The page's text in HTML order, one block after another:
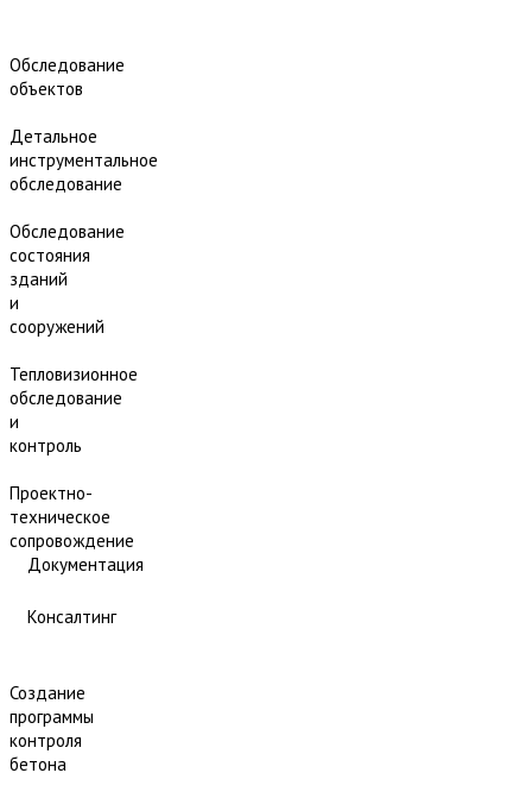
Обследование
объектов
Детальное
инструментальное
обследование
Обследование
состояния
зданий
и
сооружений
Тепловизионное
обследование
и
контроль
Проектно-
техническое
сопровождение
Документация
Консалтинг
Создание
программы
контроля
бетона